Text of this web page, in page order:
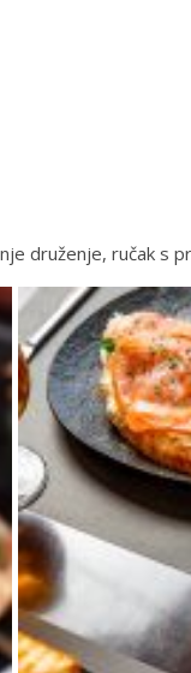
druženje, ručak s